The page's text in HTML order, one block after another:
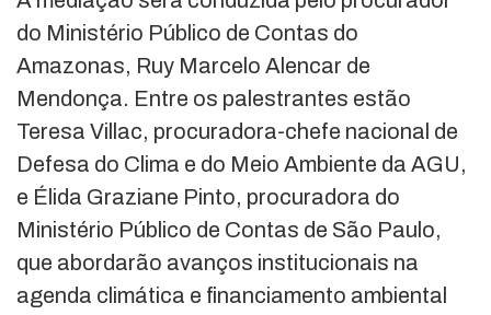
do Ministério Público de Contas do
Amazonas, Ruy Marcelo Alencar de
Mendonça. Entre os palestrantes estão
Teresa Villac, procuradora-chefe nacional de
Defesa do Clima e do Meio Ambiente da AGU,
e Élida Graziane Pinto, procuradora do
Ministério Público de Contas de São Paulo,
que abordarão avanços institucionais na
agenda climática e financiamento ambiental